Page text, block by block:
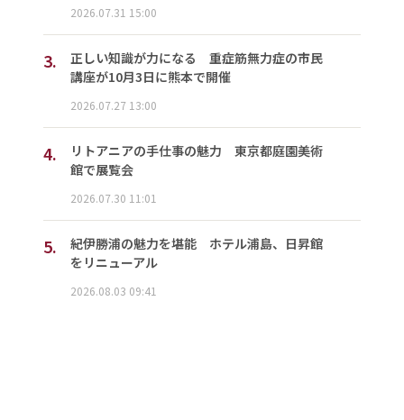
2026.07.31 15:00
3.
正しい知識が力になる 重症筋無力症の市民
講座が10月3日に熊本で開催
2026.07.27 13:00
4.
リトアニアの手仕事の魅力 東京都庭園美術
館で展覧会
2026.07.30 11:01
5.
紀伊勝浦の魅力を堪能 ホテル浦島、日昇館
をリニューアル
2026.08.03 09:41